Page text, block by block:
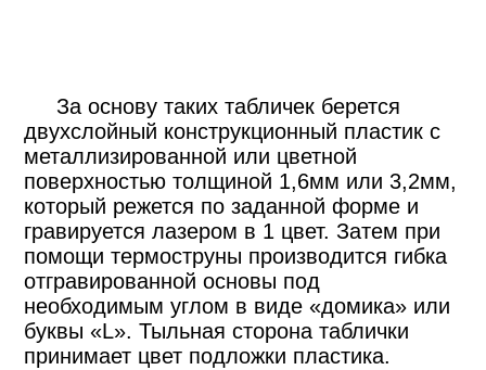
За основу таких табличек берется
двухслойный конструкционный пластик с
металлизированной или цветной
поверхностью толщиной 1,6мм или 3,2мм,
который режется по заданной форме и
гравируется лазером в 1 цвет. Затем при
помощи термоструны производится гибка
отгравированной основы под
необходимым углом в виде «домика» или
буквы «L». Тыльная сторона таблички
принимает цвет подложки пластика.